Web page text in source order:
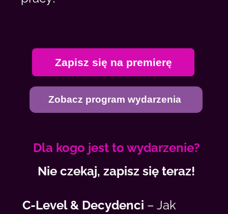
Zapisz się na premierę
Zobacz program wydarzenia
Dla kogo jest to wydarzenie?
C-Level & Decydenci – Jak
Nie czekaj, zapisz się teraz!